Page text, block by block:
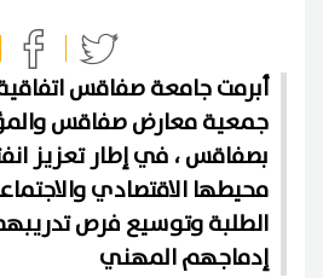
أبرمت جامعة صفاقس
جمعية معارض صفاقس
بصفاقس ، في إطار تعزيز
محيطها الاقتصادي
الطلبة وتوسيع فرص
إدماجهم المهني